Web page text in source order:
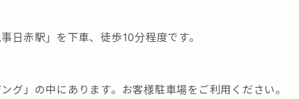
日赤駅」を下車、徒歩10分程度です。
グ」の中にあります。お客様駐車場をご利用ください。